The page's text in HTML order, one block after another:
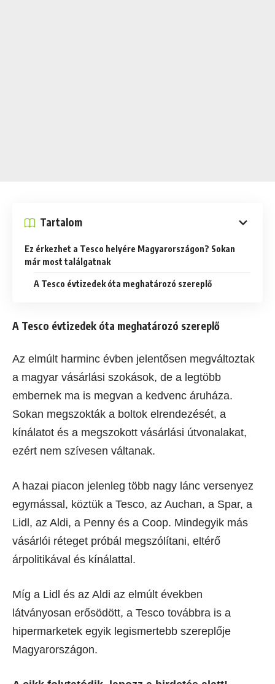
Tartalom
Ez érkezhet a Tesco helyére Magyarországon? Sokan
már most találgatnak
A Tesco évtizedek óta meghatározó szereplő
A Tesco évtizedek óta meghatározó szereplő
Az elmúlt harminc évben jelentősen megváltoztak
a magyar vásárlási szokások, de a legtöbb
embernek ma is megvan a kedvenc áruháza.
Sokan megszokták a boltok elrendezését, a
kínálatot és a megszokott vásárlási útvonalakat,
ezért nem szívesen váltanak.
A hazai piacon jelenleg több nagy lánc versenyez
egymással, köztük a Tesco, az Auchan, a Spar, a
Lidl, az Aldi, a Penny és a Coop. Mindegyik más
vásárlói réteget próbál megszólítani, eltérő
árpolitikával és kínálattal.
Míg a Lidl és az Aldi az elmúlt években
látványosan erősödött, a Tesco továbbra is a
hipermarketek egyik legismertebb szereplője
Magyarországon.